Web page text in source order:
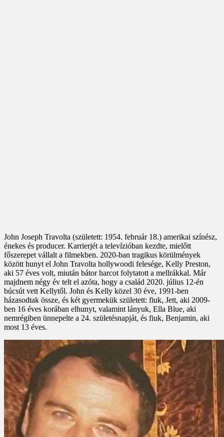
John Joseph Travolta (született: 1954. február 18.) amerikai színész,
énekes és producer. Karrierjét a televízióban kezdte, mielőtt
főszerepet vállalt a filmekben. 2020-ban tragikus körülmények
között hunyt el John Travolta hollywoodi felesége, Kelly Preston,
aki 57 éves volt, miután bátor harcot folytatott a mellrákkal. Már
majdnem négy év telt el azóta, hogy a család 2020. július 12-én
búcsút vett Kellytől. John és Kelly közel 30 éve, 1991-ben
házasodtak össze, és két gyermekük született: fiuk, Jett, aki 2009-
ben 16 éves korában elhunyt, valamint lányuk, Ella Blue, aki
nemrégiben ünnepelte a 24. születésnapját, és fiuk, Benjamin, aki
most 13 éves.